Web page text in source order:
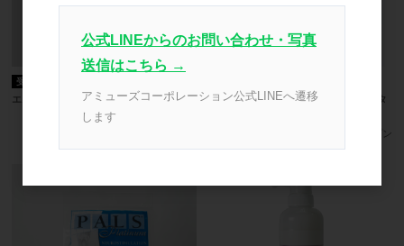
受注発注
エムズランチャー 備品 一覧
キャビリポ ＰＲＯ スポンジフィルタ
オープン
公式LINEからのお問い合わせ・写真
送信はこちら →
アミューズコーポレーション公式LINEへ遷移
します